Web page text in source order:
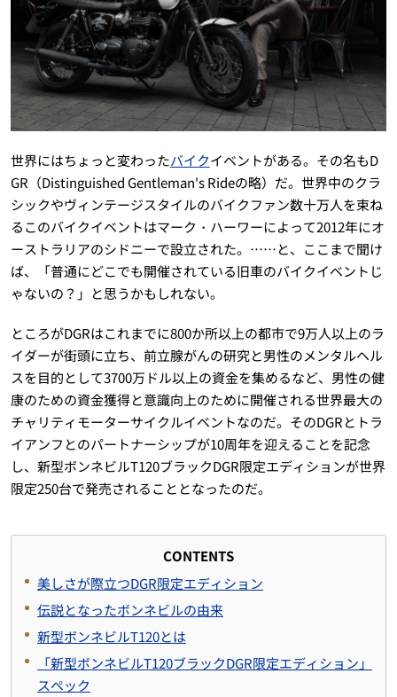
世界にはちょっと変わったバイクイベントがある。その名もD
GR（Distinguished Gentleman's Rideの略）だ。世界中のクラ
シックやヴィンテージスタイルのバイクファン数十万人を束ね
るこのバイクイベントはマーク・ハーワーによって2012年にオ
ーストラリアのシドニーで設立された。……と、ここまで聞け
ば、「普通にどこでも開催されている旧車のバイクイベントじ
ゃないの？」と思うかもしれない。
ところがDGRはこれまでに800か所以上の都市で9万人以上のラ
イダーが街頭に立ち、前立腺がんの研究と男性のメンタルヘル
スを目的として3700万ドル以上の資金を集めるなど、男性の健
康のための資金獲得と意識向上のために開催される世界最大の
チャリティモーターサイクルイベントなのだ。そのDGRとトラ
イアンフとのパートナーシップが10周年を迎えることを記念
し、新型ボンネビルT120ブラックDGR限定エディションが世界
限定250台で発売されることとなったのだ。
CONTENTS
美しさが際立つDGR限定エディション
伝説となったボンネビルの由来
新型ボンネビルT120とは
「新型ボンネビルT120ブラックDGR限定エディション」
スペック